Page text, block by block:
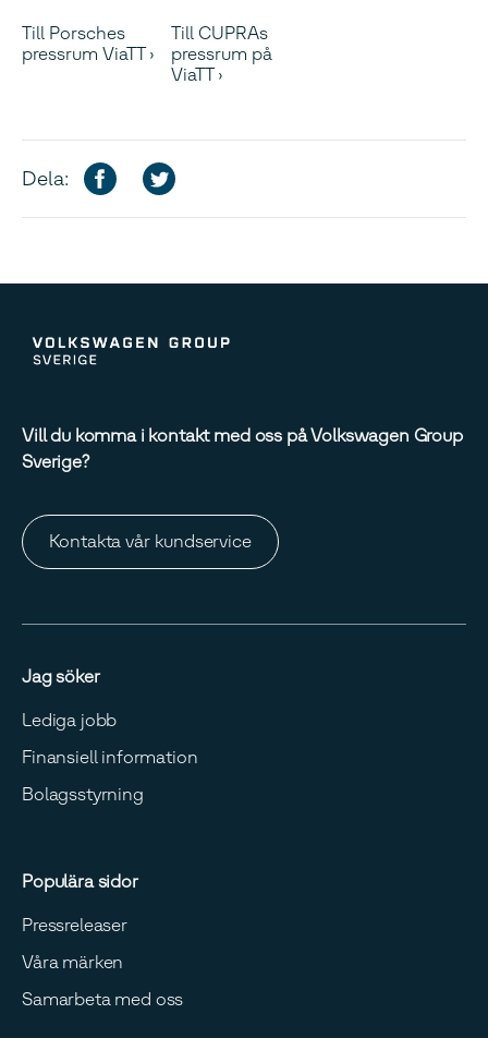
Till Porsches
pressrum ViaTT
Till CUPRAs
pressrum på
ViaTT
Dela:
Vill du komma i kontakt med oss på Volkswagen Group
Sverige?
Kontakta vår kundservice
Jag söker
Lediga jobb
Finansiell information
Bolagsstyrning
Populära sidor
Pressreleaser
Våra märken
Samarbeta med oss